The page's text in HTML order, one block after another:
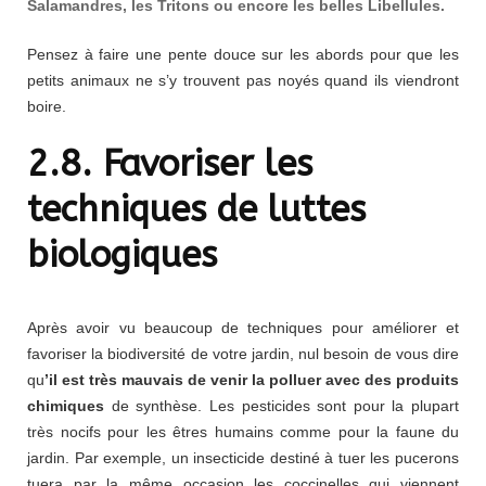
Salamandres, les Tritons ou encore les belles Libellules.
Pensez à faire une pente douce sur les abords pour que les
petits animaux ne s’y trouvent pas noyés quand ils viendront
boire.
2.8. Favoriser les
techniques de luttes
biologiques
Après avoir vu beaucoup de techniques pour améliorer et
favoriser la biodiversité de votre jardin, nul besoin de vous dire
qu’il est très mauvais de venir la polluer avec des produits
chimiques de synthèse. Les pesticides sont pour la plupart
très nocifs pour les êtres humains comme pour la faune du
jardin. Par exemple, un insecticide destiné à tuer les pucerons